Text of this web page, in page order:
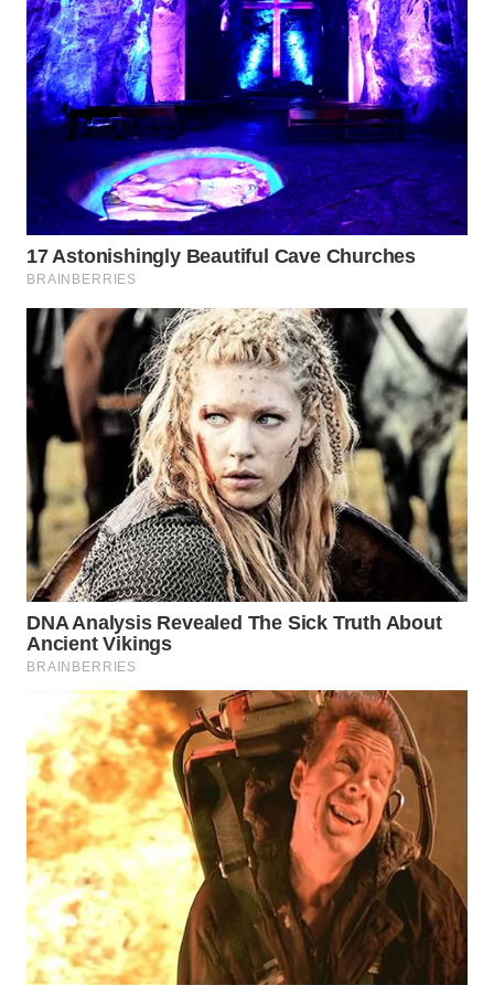
WAHANANEWS
NET
WAHANA
SPORT
WAHANA
UMKM
WAHANA
SELEB
WAHANA
PERSONA
WAHANA
OTOMOTIF
WAHANA
HEALTH
WAHANA
DESA
WISATA
LAPAK
WAHANA
Wahana
Network
KONSUMEN
LISTRIK
MASYARAKAT
KELISTRIKAN